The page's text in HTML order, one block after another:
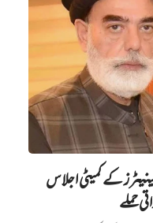
کے کمیٹی اجلاس
حملے